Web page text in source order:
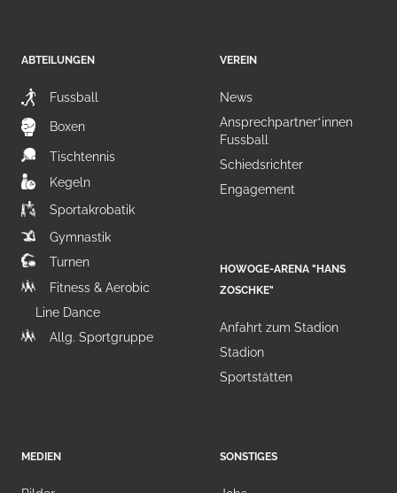
ABTEILUNGEN
Fussball
Boxen
Tischtennis
Kegeln
Sportakrobatik
Gymnastik
Turnen
Fitness & Aerobic
Line Dance
Allg. Sportgruppe
VEREIN
News
Ansprechpartner*innen
Fussball
Schiedsrichter
Engagement
HOWOGE-ARENA "HANS
ZOSCHKE"
Anfahrt zum Stadion
Stadion
Sportstätten
MEDIEN SONSTIGES